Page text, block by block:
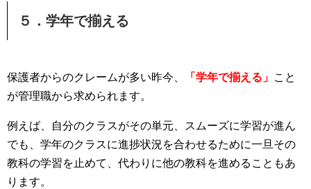
５．学年で揃える
保護者からのクレームが多い昨今、 「学年で揃える」 こと
が管理職から求められます。
例えば、自分のクラスがその単元、スムーズに学習が進ん
でも、学年のクラスに進捗状況を合わせるために一旦その
教科の学習を止めて、代わりに他の教科を進めることもあ
ります。